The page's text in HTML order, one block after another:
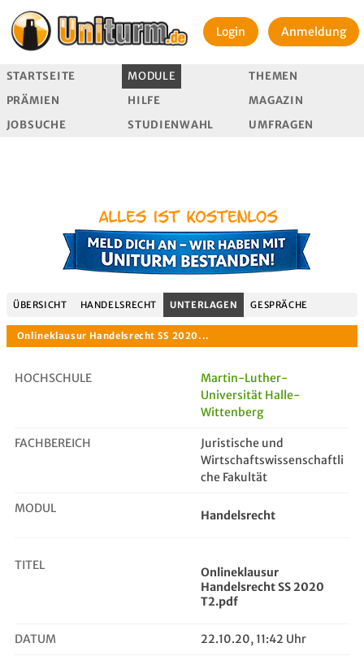
Login Anmeldung
STARTSEITE MODULE
THEMEN
PRÄMIEN
HILFE
MAGAZIN
JOBSUCHE
STUDIENWAHL UMFRAGEN
ÜBERSICHT HANDELSRECHT UNTERLAGEN GESPRÄCHE
Onlineklausur Handelsrecht SS 2020...
HOCHSCHULE
Martin-Luther-
Universität Halle-
Wittenberg
FACHBEREICH
Juristische und
Wirtschaftswissenschaftli
che Fakultät
MODUL Handelsrecht
TITEL
Onlineklausur
Handelsrecht SS 2020
T2.pdf
DATUM 22.10.20, 11:42 Uhr